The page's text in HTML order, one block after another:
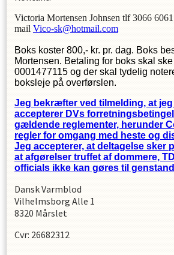
Victoria Mortensen Johnsen tlf 3066
mail Vico-sk@hotmail.com
Boks koster 800,- kr. pr. dag. Boks
Mortensen. Betaling for boks skal
0001477115 og der skal tydelig
boksleje på overførslen.
Jeg bekræfter ved tilmelding, at
accepterer DVs
gældende reglementer, herunder
regler for omgang med heste og
Jeg accepterer, at deltagelse sker
at afgørelser truffet af dommere,
officials ikke kan gøres til
Dansk Varmblod
Vilhelmsborg Alle 1
8320 Mårslet
Cvr: 26682312